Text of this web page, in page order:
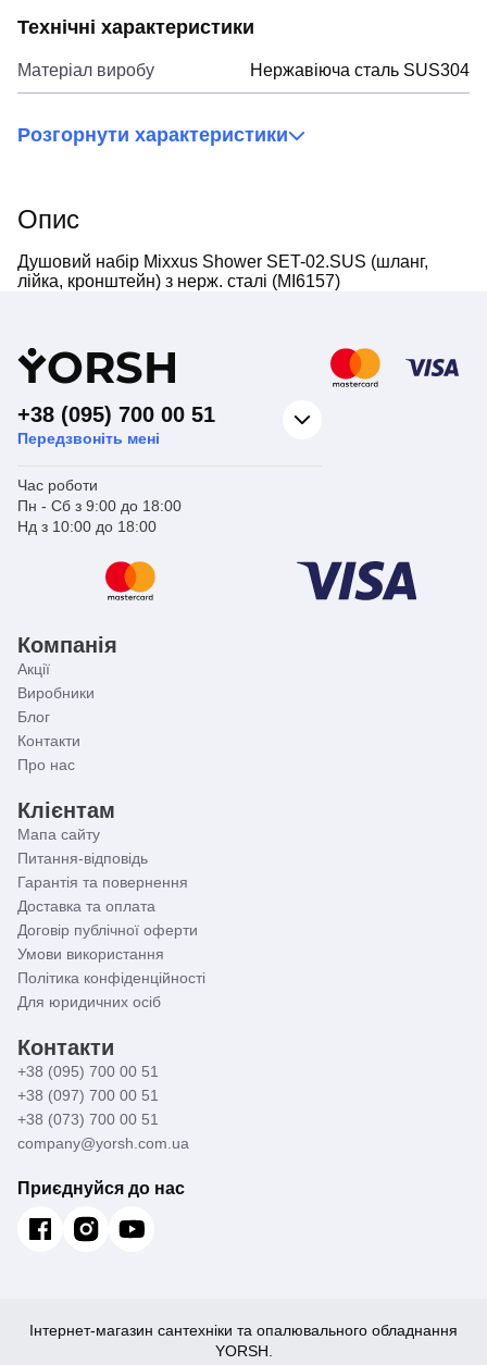
Технічні характеристики
Матеріал виробу Нержавіюча сталь SUS304
Розгорнути характеристики
Опис
Душовий набір Mixxus Shower SET-02.SUS (шланг,
лійка, кронштейн) з нерж. сталі (MI6157)
YORSH
+38 (095) 700 00 51
Передзвоніть мені
Час роботи
Пн - Сб з 9:00 до 18:00
Нд з 10:00 до 18:00
Компанія
Акції
Виробники
Блог
Контакти
Про нас
Клієнтам
Мапа сайту
Питання-відповідь
Гарантія та повернення
Доставка та оплата
Договір публічної оферти
Умови використання
Політика конфіденційності
Для юридичних осіб
Контакти
+38 (095) 700 00 51
+38 (097) 700 00 51
+38 (073) 700 00 51
company@yorsh.com.ua
Приєднуйся до нас
Інтернет-магазин сантехніки та опалювального обладнання
YORSH.